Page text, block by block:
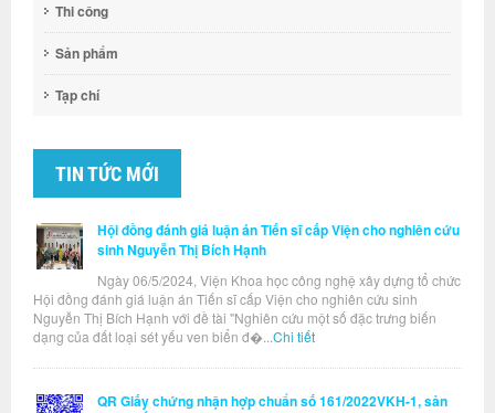
Thi công
Sản phẩm
Tạp chí
TIN TỨC MỚI
Hội đồng đánh giá luận án Tiến sĩ cấp Viện cho nghiên cứu
sinh Nguyễn Thị Bích Hạnh
Ngày 06/5/2024, Viện Khoa học công nghệ xây dựng tổ chức
Hội đồng đánh giá luận án Tiến sĩ cấp Viện cho nghiên cứu sinh
Nguyễn Thị Bích Hạnh với đề tài "Nghiên cứu một số đặc trưng biến
dạng của đất loại sét yếu ven biển đ�... Chi tiết
QR Giấy chứng nhận hợp chuẩn số 161/2022VKH-1, sản